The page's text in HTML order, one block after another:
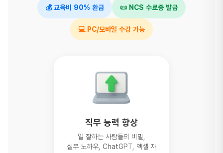
💰 교육비 90% 환급 📜 NCS 수료증 발급
💻 PC/모바일 수강 가능
직무 능력 향상
일 잘하는 사람들의 비밀,
실무 노하우, ChatGPT, 엑셀 자